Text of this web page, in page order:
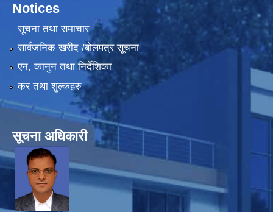
Notices
सूचना तथा समाचार
सार्वजनिक खरीद /बोलपत्र सूचना
एन, कानुन तथा निर्देशिका
कर तथा शुल्कहरु
सूचना अधिकारी